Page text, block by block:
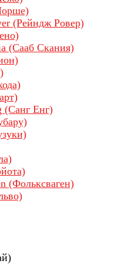
(Рейндж Ровер)
(Сааб Скания)
(Санг Енг)
(Фольксваген)